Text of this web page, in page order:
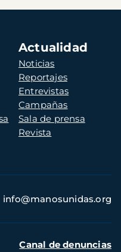
Actualidad
Noticias
Reportajes
Entrevistas
Campañas
Sala de prensa
Revista
info@manosunidas.org
Canal de denuncias